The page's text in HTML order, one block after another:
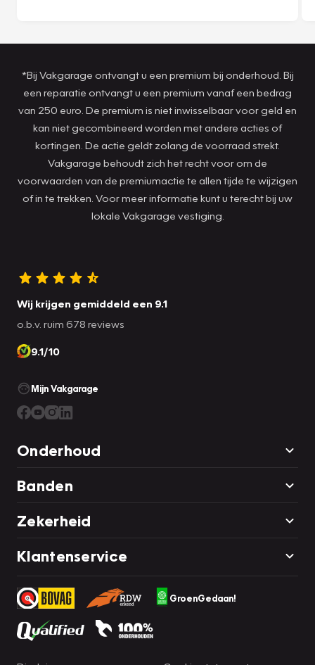
*Bij Vakgarage ontvangt u een premium bij onderhoud. Bij
een reparatie ontvangt u een premium vanaf een bedrag
van 250 euro. De premium is niet inwisselbaar voor geld en
kan niet gecombineerd worden met andere acties of
kortingen. De actie geldt zolang de voorraad strekt.
Vakgarage behoudt zich het recht voor om de
voorwaarden van de premiumactie te allen tijde te wijzigen
of in te trekken. Voor meer informatie kunt u terecht bij uw
lokale Vakgarage vestiging.
Wij krijgen gemiddeld een 9.1
o.b.v. ruim 678 reviews
9.1/10
Mijn Vakgarage
Onderhoud
Banden
Zekerheid
Klantenservice
GroenGedaan!